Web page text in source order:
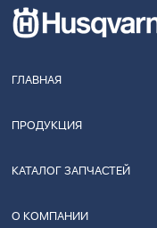
ГЛАВНАЯ
ПРОДУКЦИЯ
КАТАЛОГ ЗАПЧАСТЕЙ
О КОМПАНИИ